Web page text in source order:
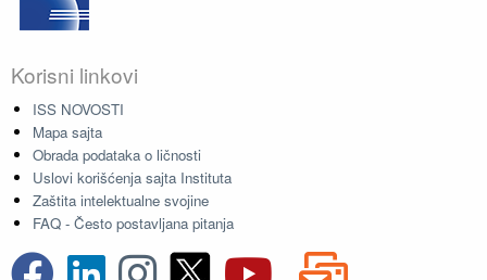
Korisni linkovi
ISS NOVOSTI
Mapa sajta
Obrada podataka o ličnosti
Uslovi korišćenja sajta Instituta
Zaštita intelektualne svojine
FAQ - Često postavljana pitanja